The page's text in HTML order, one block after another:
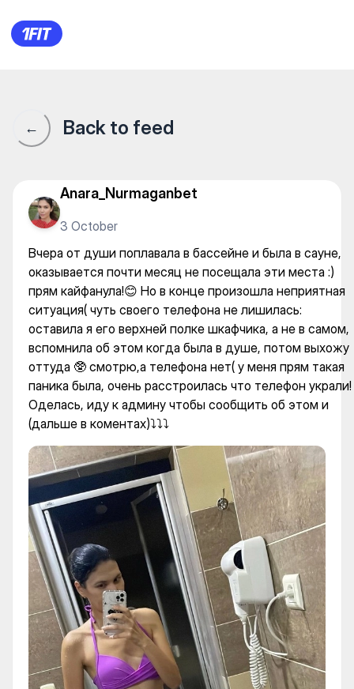
Grand Hotel Victory — Gym
← Back to feed
Anara_Nurmaganbet
3 October
Вчера от души поплавала в бассейне и была в сауне,
оказывается почти месяц не посещала эти места :)
прям кайфанула!😊 Но в конце произошла неприятная
ситуация( чуть своего телефона не лишилась:
оставила я его верхней полке шкафчика, а не в самом,
вспомнила об этом когда была в душе, потом выхожу
оттуда 🥸 смотрю,а телефона нет( у меня прям такая
паника была, очень расстроилась что телефон украли!
Оделась, иду к админу чтобы сообщить об этом и
(дальше в коментах)⤵️⤵️⤵️